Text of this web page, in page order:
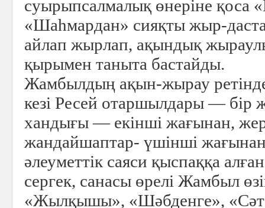
суырыпсалмалық өнеріне қоса
«Шаһмардан» сияқты жыр-
айлап жырлап, ақындық
қырымен таныта бастайды.
Жамбылдың ақын-жырау
кезі Ресей отаршылдары — бір
хандығы — екінші жағынан,
жандайшаптар- үшінші
әлеуметтік саяси қыспаққа
сергек, санасы өрелі Жамбыл
«Жылқышы», «Шәбденге», «Сәт